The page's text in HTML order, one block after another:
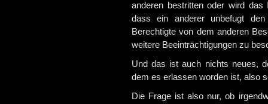
anderen bestritten oder wird das
dass ein anderer unbefugt
Berechtigte von dem anderen
weitere Beeinträchtigungen zu
Und das ist auch nichts neues,
dem es erlassen worden ist, also
Die Frage ist also nur, ob